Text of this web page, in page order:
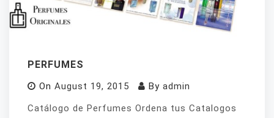
PERFUMES
On August 19, 2015 By admin
Catálogo de Perfumes Ordena tus Catalogos